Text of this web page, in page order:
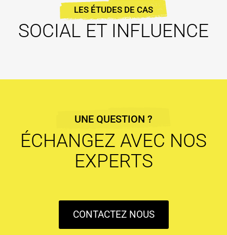
LES ÉTUDES DE CAS
SOCIAL ET INFLUENCE
UNE QUESTION ?
ÉCHANGEZ AVEC NOS
EXPERTS
CONTACTEZ NOUS